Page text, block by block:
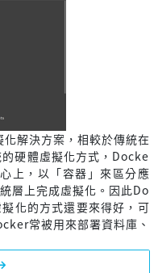
解決方案，相較於傳統在
硬體虛擬化方式，Docke
上，以「容器」來區分應
層上完成虛擬化。因此Do
化的方式還要來得好，可
常被用來部署資料庫、